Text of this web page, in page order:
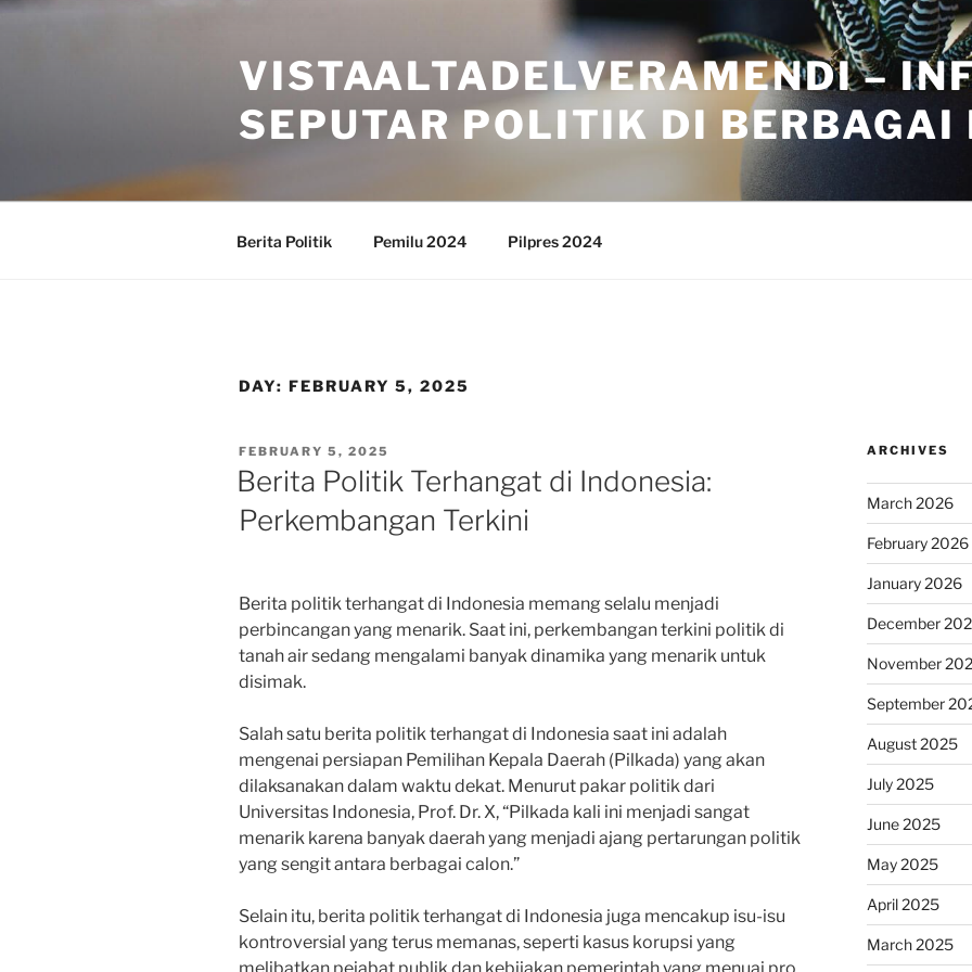
Skip
VISTAALTADELVERAMENDI –
SEPUTAR POLITIK DI BERBAGAI
Berita Politik Pemilu 2024 Pilpres 2024
DAY: FEBRUARY 5, 2025
POSTED
ON
FEBRUARY 5, 2025
Berita Politik Terhangat di Indonesia:
Perkembangan Terkini
Berita politik terhangat di Indonesia memang selalu menjadi
perbincangan yang menarik. Saat ini, perkembangan terkini politik di
tanah air sedang mengalami banyak dinamika yang menarik untuk
disimak.
Salah satu berita politik terhangat di Indonesia saat ini adalah
mengenai persiapan Pemilihan Kepala Daerah (Pilkada) yang akan
dilaksanakan dalam waktu dekat. Menurut pakar politik dari
Universitas Indonesia, Prof. Dr. X, “Pilkada kali ini menjadi sangat
menarik karena banyak daerah yang menjadi ajang pertarungan politik
yang sengit antara berbagai calon.”
Selain itu, berita politik terhangat di Indonesia juga mencakup isu-isu
kontroversial yang terus memanas, seperti kasus korupsi yang
ARCHIVES
March 2026
February 2026
January 2026
December
November
September
August 2025
July 2025
June 2025
May 2025
April 2025
March 2025